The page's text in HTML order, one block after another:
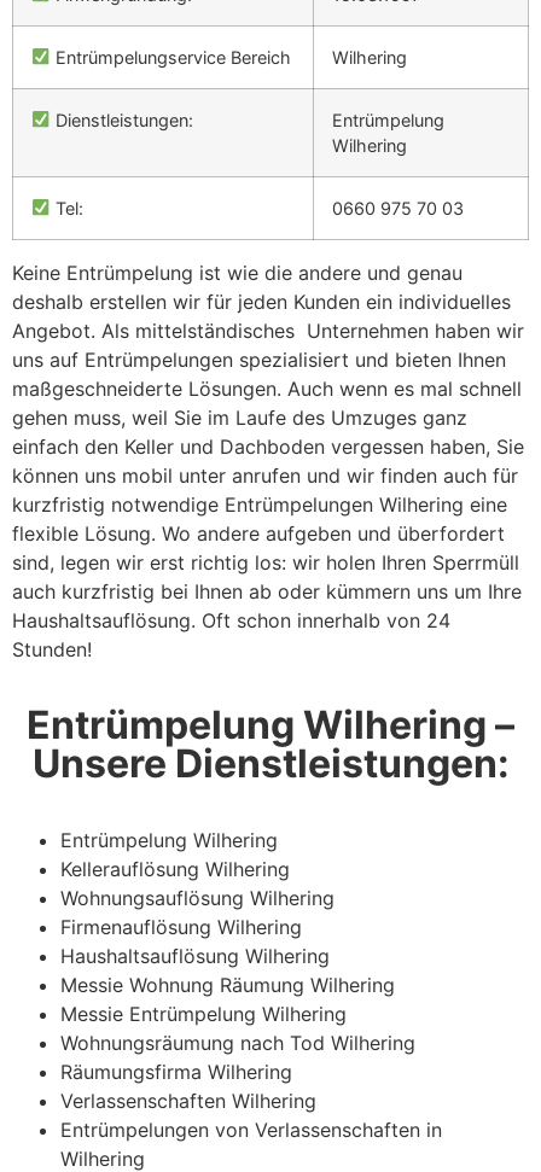
Entrümpelungservice Bereich Wilhering
Dienstleistungen:
Entrümpelung
Wilhering
Tel: 0660 975 70 03
Keine Entrümpelung ist wie die andere und genau
deshalb erstellen wir für jeden Kunden ein individuelles
Angebot. Als mittelständisches Unternehmen haben wir
uns auf Entrümpelungen spezialisiert und bieten Ihnen
maßgeschneiderte Lösungen. Auch wenn es mal schnell
gehen muss, weil Sie im Laufe des Umzuges ganz
einfach den Keller und Dachboden vergessen haben, Sie
können uns mobil unter anrufen und wir finden auch für
kurzfristig notwendige Entrümpelungen Wilhering eine
flexible Lösung. Wo andere aufgeben und überfordert
sind, legen wir erst richtig los: wir holen Ihren Sperrmüll
auch kurzfristig bei Ihnen ab oder kümmern uns um Ihre
Haushaltsauflösung. Oft schon innerhalb von 24
Stunden!
Entrümpelung Wilhering –
Unsere Dienstleistungen:
Entrümpelung Wilhering
Kellerauflösung Wilhering
Wohnungsauflösung Wilhering
Firmenauflösung Wilhering
Haushaltsauflösung Wilhering
Messie Wohnung Räumung Wilhering
Messie Entrümpelung Wilhering
Wohnungsräumung nach Tod Wilhering
Räumungsfirma Wilhering
Verlassenschaften Wilhering
Entrümpelungen von Verlassenschaften in
Wilhering